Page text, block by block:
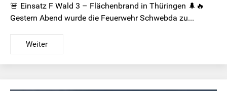
🚨 Einsatz F Wald 3 – Flächenbrand in Thüringen 🌲🔥
Gestern Abend wurde die Feuerwehr Schwebda zu...
Weiter